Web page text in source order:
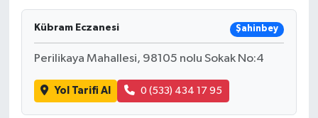
Kübram Eczanesi Şahinbey
Perilikaya Mahallesi, 98105 nolu Sokak No:4
Yol Tarifi Al 0 (533) 434 17 95